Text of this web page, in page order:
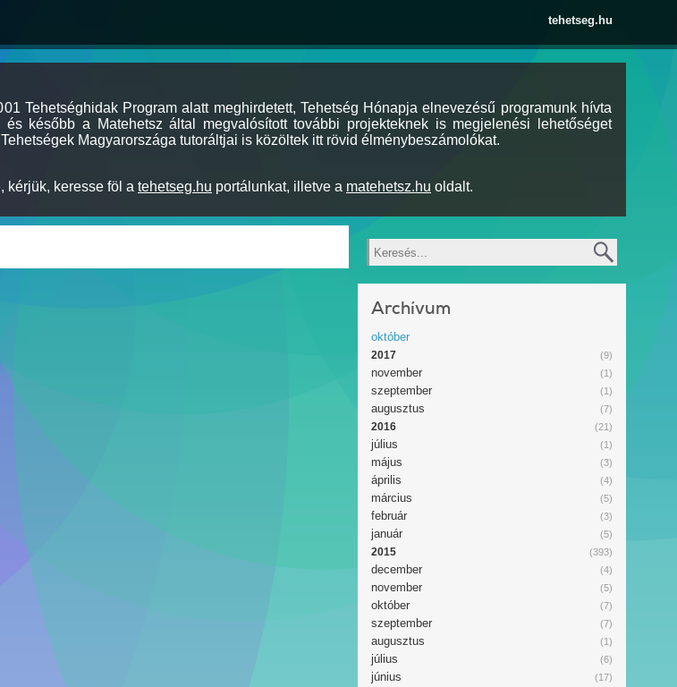
tehetseg.hu
Tehetséghidak Program alatt meghirdetett, Tehetség Hónapja elnevezésű programunk hívta
később a Matehetsz által megvalósított további projekteknek is megjelenési lehetőséget
Magyarországa tutoráltjai is közöltek itt rövid élménybeszámolókat.
kérjük, keresse föl a tehetseg.hu portálunkat, illetve a matehetsz.hu oldalt.
Keresés
Archívum
október
(9)
2017
(1)
november
(1)
szeptember
(7)
augusztus
(21)
2016
(1)
július
(3)
május
(4)
április
(5)
március
(3)
február
(5)
január
(393)
2015
(4)
december
(5)
november
(7)
október
(7)
szeptember
(1)
augusztus
(6)
július
(17)
június